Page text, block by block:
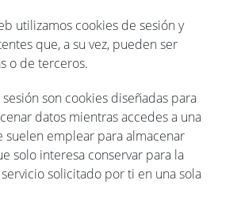
utilizamos cookies de sesión y
que, a su vez, pueden ser
o de terceros.
son cookies diseñadas para
datos mientras accedes a una
suelen emplear para almacenar
solo interesa conservar para la
solicitado por ti en una sola